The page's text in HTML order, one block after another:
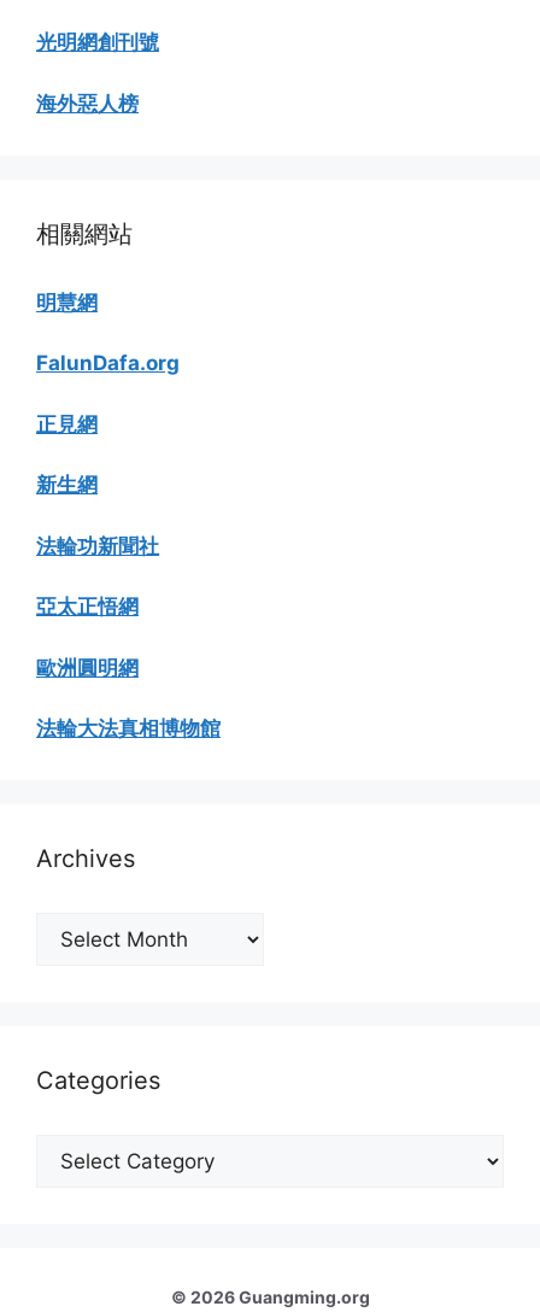
光明網創刊號
海外惡人榜
相關網站
明慧網
FalunDafa.org
正見網
新生網
法輪功新聞社
亞太正悟網
歐洲圓明網
法輪大法真相博物館
Archives
Archives
Categories
Categories
© 2026 Guangming.org